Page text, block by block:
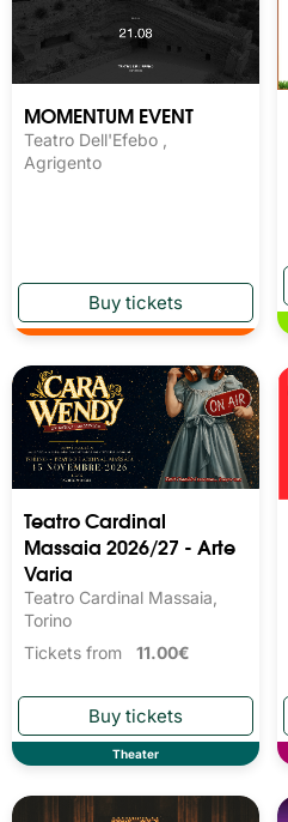
MOMENTUM EVENT
Teatro Dell'Efebo ,
Agrigento
Teatro Cardinal
Massaia 2026/27 - Arte
Varia
Teatro Cardinal Massaia,
Torino
Tickets from 11.00€
Theater